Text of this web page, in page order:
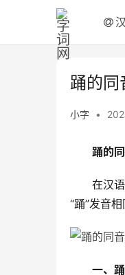
踊的同
小字 •
踊的
在汉语中
“踊”发音相
一、